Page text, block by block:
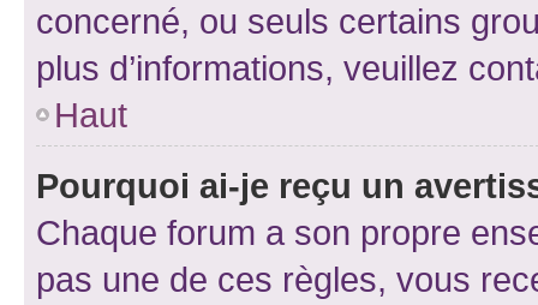
concerné, ou seuls certains
plus d’informations, veuillez
Haut
Pourquoi ai-je reçu un
Chaque forum a son propre
pas une de ces règles, vous